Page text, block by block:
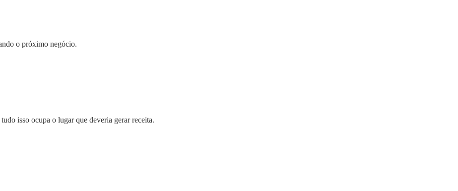
o próximo negócio.
isso ocupa o lugar que deveria gerar receita.